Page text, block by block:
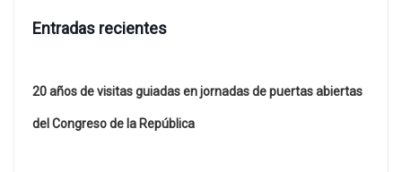
Entradas recientes
20 años de visitas guiadas en jornadas de puertas abiertas
del Congreso de la República